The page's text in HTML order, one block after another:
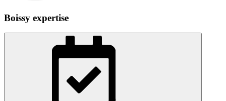
Boissy expertise